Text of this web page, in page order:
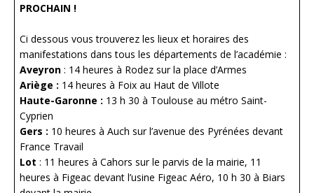
PROCHAIN !
Ci dessous vous trouverez les lieux et horaires des
manifestations dans tous les départements de l’académie :
Aveyron : 14 heures à Rodez sur la place d’Armes
Ariège : 14 heures à Foix au Haut de Villote
Haute-Garonne : 13 h 30 à Toulouse au métro Saint-
Cyprien
Gers : 10 heures à Auch sur l’avenue des Pyrénées devant
France Travail
Lot : 11 heures à Cahors sur le parvis de la mairie, 11
heures à Figeac devant l’usine Figeac Aéro, 10 h 30 à Biars